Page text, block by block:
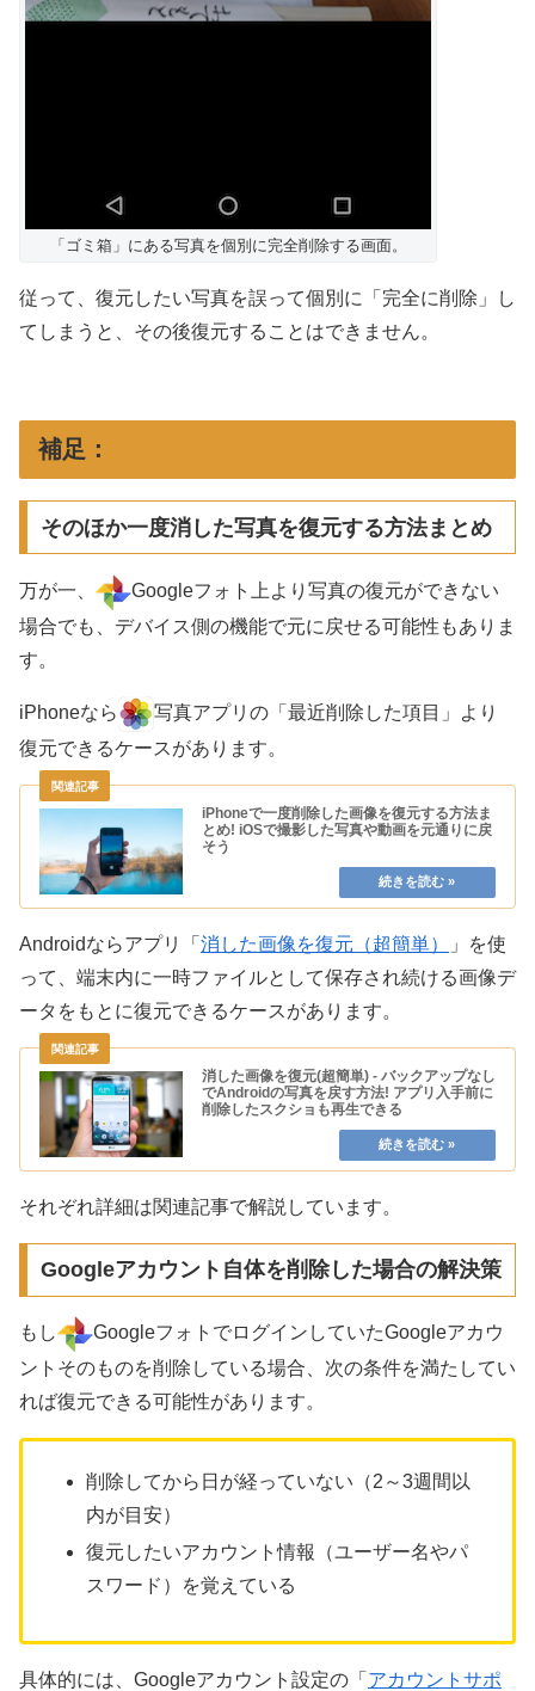
「ゴミ箱」にある写真を個別に完全削除する画面。
従って、復元したい写真を誤って個別に「完全に削除」し
てしまうと、その後復元することはできません。
補足：
そのほか一度消した写真を復元する方法まとめ
万が一、
Googleフォト上より写真の復元ができない
場合でも、デバイス側の機能で元に戻せる可能性もありま
す。
iPhoneなら
写真アプリの「最近削除した項目」より
復元できるケースがあります。
iPhoneで一度削除した画像を復元する方法ま
とめ! iOSで撮影した写真や動画を元通りに戻
そう
Androidならアプリ「 消した画像を復元（超簡単）
」を使
って、端末内に一時ファイルとして保存され続ける画像デ
ータをもとに復元できるケースがあります。
消した画像を復元(超簡単) - バックアップなし
でAndroidの写真を戻す方法! アプリ入手前に
削除したスクショも再生できる
それぞれ詳細は関連記事で解説しています。
Googleアカウント自体を削除した場合の解決策
もし
GoogleフォトでログインしていたGoogleアカウ
ントそのものを削除している場合、次の条件を満たしてい
れば復元できる可能性があります。
削除してから日が経っていない（2～3週間以
内が目安）
復元したいアカウント情報（ユーザー名やパ
スワード）を覚えている
具体的には、Googleアカウント設定の「 アカウントサポ